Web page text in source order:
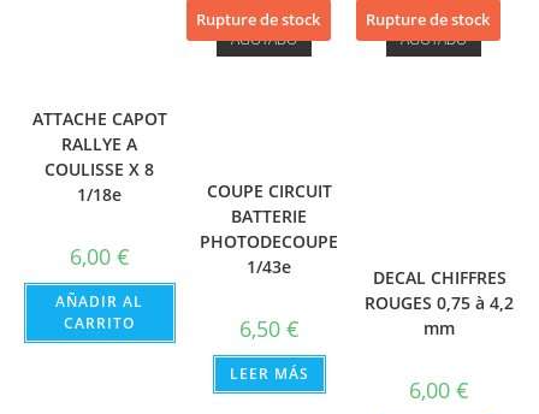
ATTACHE CAPOT
RALLYE A
COULISSE X 8
1/18e
6,00 €
AÑADIR AL
CARRITO
Rupture de stock
AGOTADO
COUPE CIRCUIT
BATTERIE
PHOTODECOUPE
1/43e
6,50 €
LEER MÁS
Rupture de stock
AGOTADO
DECAL CHIFFRES
ROUGES 0,75 à 4,2
mm
6,00€